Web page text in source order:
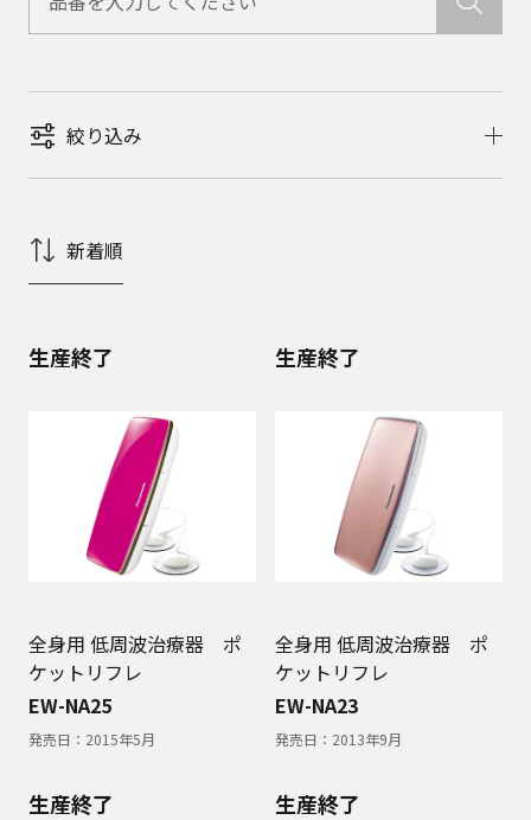
絞り込み
新着順
生産終了
全身用 低周波治療器 ポ
ケットリフレ
EW-NA25
発売日： 2015年5月
生産終了
全身用 低周波治療器 ポ
ケットリフレ
EW-NA23
発売日： 2013年9月
生産終了 生産終了